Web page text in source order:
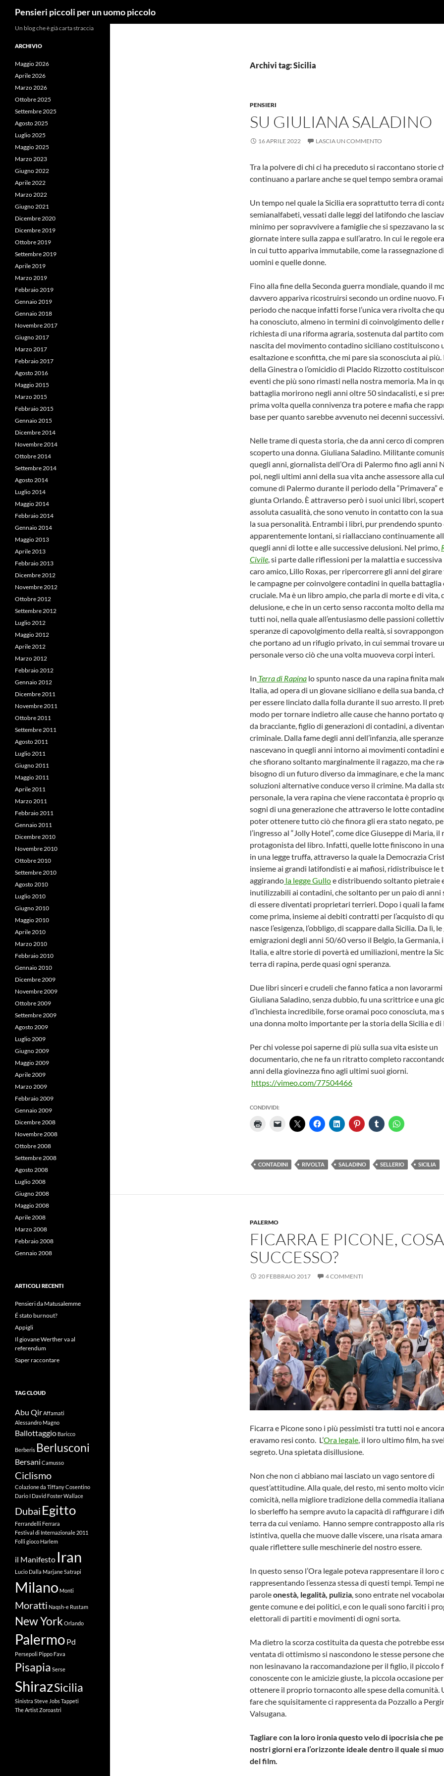
Pensieri piccoli per un uomo piccolo
Archivi tag: Sicilia
PENSIERI
SU GIULIANA SALADINO
16 APRILE 2022 LASCIA UN COMMENTO
Tra la polvere di chi ci ha preceduto si raccontano storie
continuano a parlare anche se quel tempo sembra
Un tempo nel quale la Sicilia era soprattutto terra di
semianalfabeti, vessati dalle leggi del latifondo che
minimo per sopravvivere a famiglie che si spezzavano la
giornate intere sulla zappa e sull’aratro. In cui le regole
in cui tutto appariva immutabile, come la rassegnazione
uomini e quelle donne.
Fino alla fine della Seconda guerra mondiale, quando il
davvero appariva ricostruirsi secondo un ordine nuovo.
periodo che nacque infatti forse l’unica vera rivolta che
ha conosciuto, almeno in termini di coinvolgimento delle
richiesta di una riforma agraria, sostenuta dal partito
nascita del movimento contadino siciliano costituiscono
esaltazione e sconfitta, che mi pare sia sconosciuta ai
della Ginestra o l’omicidio di Placido Rizzotto
eventi che più sono rimasti nella nostra memoria. Ma in
battaglia morirono negli anni oltre 50 sindacalisti, e si
prima volta quella connivenza tra potere e mafia che
base per quanto sarebbe avvenuto nei decenni successivi.
Nelle trame di questa storia, che da anni cerco di
scoperto una donna. Giuliana Saladino. Militante
quegli anni, giornalista dell’Ora di Palermo fino agli anni
poi, negli ultimi anni della sua vita anche assessore alla
comune di Palermo durante il periodo della “Primavera”
giunta Orlando. È attraverso però i suoi unici libri,
assoluta casualità, che sono venuto in contatto con la
la sua personalità. Entrambi i libri, pur prendendo spunto
apparentemente lontani, si riallacciano continuamente
quegli anni di lotte e alle successive delusioni. Nel primo,
Civile, si parte dalle riflessioni per la malattia e
caro amico, Lillo Roxas, per ripercorrere gli anni del
le campagne per coinvolgere contadini in quella battaglia
cruciale. Ma è un libro ampio, che parla di morte e di vita,
delusione, e che in un certo senso racconta molto della
tutti noi, nella quale all’entusiasmo delle passioni
speranze di capovolgimento della realtà, si
che portano ad un rifugio privato, in cui semmai trovare
personale verso ciò che una volta muoveva corpi interi.
In Terra di Rapina lo spunto nasce da una rapina finita
Italia, ad opera di un giovane siciliano e della sua banda,
per essere linciato dalla folla durante il suo arresto. Il
modo per tornare indietro alle cause che hanno portato
da bracciante, figlio di generazioni di contadini, a
criminale. Dalla fame degli anni dell’infanzia, alle
nascevano in quegli anni intorno ai movimenti contadini
che sfiorano soltanto marginalmente il ragazzo, ma che
bisogno di un futuro diverso da immaginare, e che la
soluzioni alternative conduce verso il crimine. Ma dalla
personale, la vera rapina che viene raccontata è proprio
sogni di una generazione che attraverso le lotte
poter ottenere tutto ciò che finora gli era stato negato,
l’ingresso al “Jolly Hotel”, come dice Giuseppe di Maria,
protagonista del libro. Infatti, quelle lotte finiscono in
in una legge truffa, attraverso la quale la Democrazia
insieme ai grandi latifondisti e ai mafiosi, ridistribuisce le
aggirando la legge Gulloe distribuendo soltanto pietraie
inutilizzabili ai contadini, che soltanto per un paio di anni
di essere diventati proprietari terrieri. Dopo i quali la
come prima, insieme ai debiti contratti per l’acquisto di
nasce l’esigenza, l’obbligo, di scappare dalla Sicilia. Da lì,
emigrazioni degli anni 50/60 verso il Belgio, la Germania,
Italia, e altre storie di povertà ed umiliazioni, mentre la
terra di rapina, perde quasi ogni speranza.
Due libri sinceri e crudeli che fanno fatica a non
Giuliana Saladino, senza dubbio, fu una scrittrice e una
d’inchiesta incredibile, forse oramai poco conosciuta,
una donna molto importante per la storia della Sicilia e di
Per chi volesse poi saperne di più sulla sua vita esiste un
documentario, che ne fa un ritratto completo
anni della giovinezza fino agli ultimi suoi giorni.
https://vimeo.com/77504466
CONDIVIDI:
CONTADINI RIVOLTA SALADINO SELLERIO SICILIA
PALERMO
FICARRA E PICONE,
SUCCESSO?
20 FEBBRAIO 2017 4 COMMENTI
Ficarra e Picone sono i più pessimisti tra tutti noi e
eravamo resi conto. L’Ora legale , il loro ultimo film, ha
segreto. Una spietata disillusione.
Non che non ci abbiano mai lasciato un vago sentore di
quest’attitudine. Alla quale, del resto, mi sento molto
comicità, nella migliore tradizione della commedia
lo sberleffo ha sempre avuto la capacità di raffigurare i
terra da cui veniamo. Hanno sempre contrapposto alla
istintiva, quella che muove dalle viscere, una risata
quale riflettere sulle meschinerie del nostro essere.
In questo senso l’Ora legale poteva rappresentare il loro
rappresentando l’essenza stessa di questi tempi. Tempi
paroleonestà, legalità, pulizia , sono entrate nel
gente comune e dei politici, e con le quali sono farciti i
elettorali di partiti e movimenti di ogni sorta.
Ma dietro la scorza costituita da questa che potrebbe
ventata di ottimismo si nascondono le stesse persone
non lesinavano la raccomandazione per il figlio, il piccolo
conoscente con le amicizie giuste, la piccola occasione
ottenere il proprio tornaconto alle spese della comunità.
fare che squisitamente ci rappresenta da Pozzallo a
Valsugana.
Tagliare con la loro ironia questo velo di ipocrisia che
nostri giorni era l’orizzonte ideale dentro il quale si
del film.
Un blog che è già carta straccia
ARCHIVIO
Maggio 2026
Aprile 2026
Marzo 2026
Ottobre 2025
Settembre 2025
Agosto 2025
Luglio 2025
Maggio 2025
Marzo 2023
Giugno 2022
Aprile 2022
Marzo 2022
Giugno 2021
Dicembre 2020
Dicembre 2019
Ottobre 2019
Settembre 2019
Aprile 2019
Marzo 2019
Febbraio 2019
Gennaio 2019
Gennaio 2018
Novembre 2017
Giugno 2017
Marzo 2017
Febbraio 2017
Agosto 2016
Maggio 2015
Marzo 2015
Febbraio 2015
Gennaio 2015
Dicembre 2014
Novembre 2014
Ottobre 2014
Settembre 2014
Agosto 2014
Luglio 2014
Maggio 2014
Febbraio 2014
Gennaio 2014
Maggio 2013
Aprile 2013
Febbraio 2013
Dicembre 2012
Novembre 2012
Ottobre 2012
Settembre 2012
Luglio 2012
Maggio 2012
Aprile 2012
Marzo 2012
Febbraio 2012
Gennaio 2012
Dicembre 2011
Novembre 2011
Ottobre 2011
Settembre 2011
Agosto 2011
Luglio 2011
Giugno 2011
Maggio 2011
Aprile 2011
Marzo 2011
Febbraio 2011
Gennaio 2011
Dicembre 2010
Novembre 2010
Ottobre 2010
Settembre 2010
Agosto 2010
Luglio 2010
Giugno 2010
Maggio 2010
Aprile 2010
Marzo 2010
Febbraio 2010
Gennaio 2010
Dicembre 2009
Novembre 2009
Ottobre 2009
Settembre 2009
Agosto 2009
Luglio 2009
Giugno 2009
Maggio 2009
Aprile 2009
Marzo 2009
Febbraio 2009
Gennaio 2009
Dicembre 2008
Novembre 2008
Ottobre 2008
Settembre 2008
Agosto 2008
Luglio 2008
Giugno 2008
Maggio 2008
Aprile 2008
Marzo 2008
Febbraio 2008
Gennaio 2008
ARTICOLI RECENTI
Pensieri da Matusalemme
É stato burnout?
Appigli
Il giovane Werther va al
referendum
Saper raccontare
TAG CLOUD
Abu QirAffamati
Alessandro Magno
Ballottaggio Baricco
Berberis Berlusconi
Bersani Camusso
Ciclismo
Colazione da TiffanyCosentino
Dario I David Foster Wallace
Dubai Egitto
Ferrandelli Ferrara
Festival di Internazionale 2011
Folli gioco Harlem
il Manifesto Iran
Lucio Dalla Marjane Satrapi
Milano Monti
Moratti Naqsh-e Rustam
New York Orlando
Palermo Pd
Persepoli Pippo Fava
Pisapia Serse
ShirazSicilia
Sinistra Steve JobsTappeti
The ArtistZoroastri